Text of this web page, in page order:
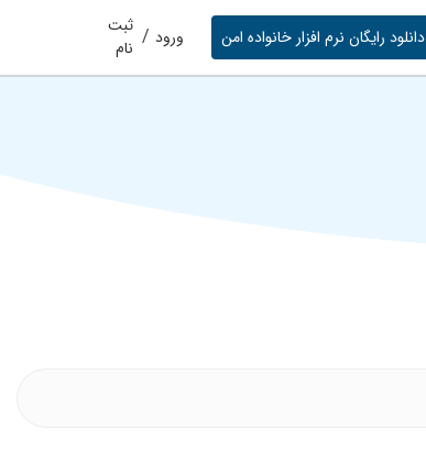
دانلود رایگان نرم افزار خانواده امن ورود / ثبت
نام